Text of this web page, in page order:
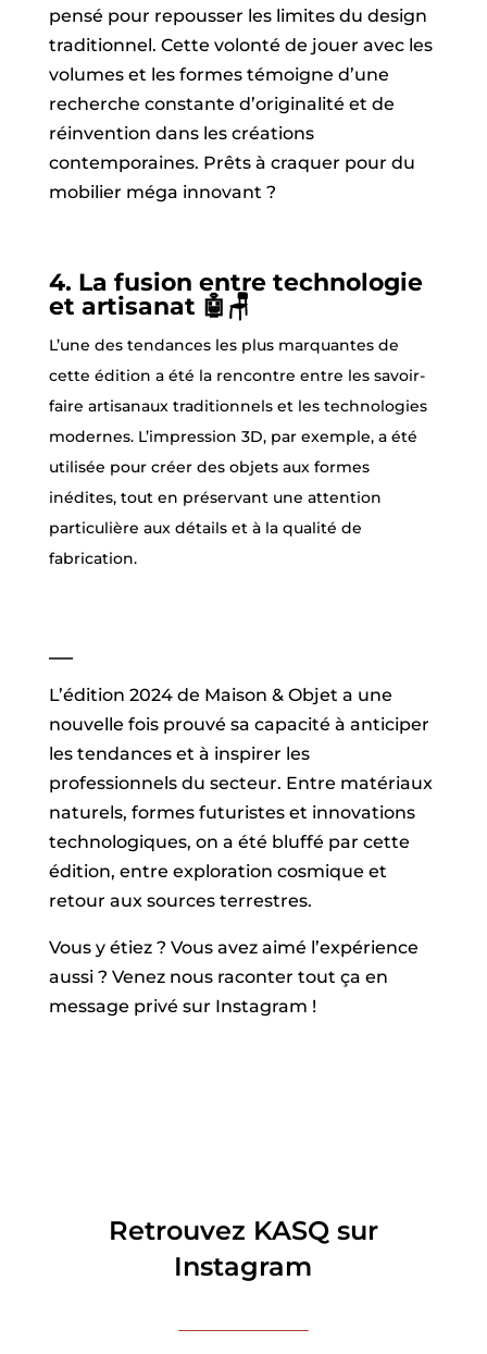
pensé pour repousser les limites du design
traditionnel. Cette volonté de jouer avec les
volumes et les formes témoigne d’une
recherche constante d’originalité et de
réinvention dans les créations
contemporaines. Prêts à craquer pour du
mobilier méga innovant ?
4. La fusion entre technologie
et artisanat 🤖 🪑
L’une des tendances les plus marquantes de
cette édition a été la rencontre entre les savoir-
faire artisanaux traditionnels et les technologies
modernes. L’impression 3D, par exemple, a été
utilisée pour créer des objets aux formes
inédites, tout en préservant une attention
particulière aux détails et à la qualité de
fabrication.
—
L’édition 2024 de Maison & Objet a une
nouvelle fois prouvé sa capacité à anticiper
les tendances et à inspirer les
professionnels du secteur. Entre matériaux
naturels, formes futuristes et innovations
technologiques, on a été bluffé par cette
édition, entre exploration cosmique et
retour aux sources terrestres.
Vous y étiez ? Vous avez aimé l’expérience
aussi ? Venez nous raconter tout ça en
message privé sur Instagram !
Retrouvez KASQ sur
Instagram